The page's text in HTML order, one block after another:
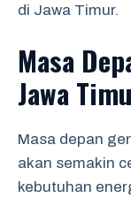
di Jawa Timur.
Masa
Jawa
Masa depan
akan semakin
kebutuhan